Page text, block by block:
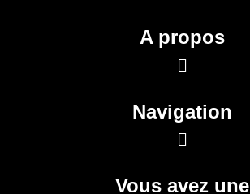
A propos
Navigation
Vous avez une